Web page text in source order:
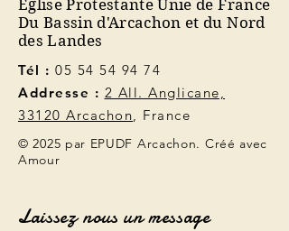
Église Protestante Unie de France
Du Bassin d'Arcachon et du Nord
des Landes
Tél : 05 54 54 94 74
Addresse : 2 All. Anglicane,
33120 Arcachon, France
© 2025 par EPUDF Arcachon. Créé avec
Amour
Laissez nous un message